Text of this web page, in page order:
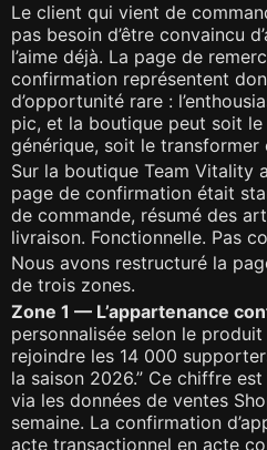
Le client qui vient de
pas besoin d’être convaincu
l’aime déjà. La page de
confirmation représentent
d’opportunité rare :
pic, et la boutique peut soit
générique, soit le transformer
Sur la boutique Team Vitality
page de confirmation était
de commande, résumé des
livraison. Fonctionnelle. Pas
Nous avons restructuré la
de trois zones.
Zone 1 — L’appartenance
personnalisée selon le
rejoindre les 14 000
la saison 2026.” Ce chiffre
via les données de ventes
semaine. La confirmation
acte transactionnel en acte